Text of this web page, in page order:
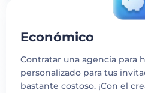
Económico
Contratar una agencia para
personalizado para tus
bastante costoso. ¡Con el